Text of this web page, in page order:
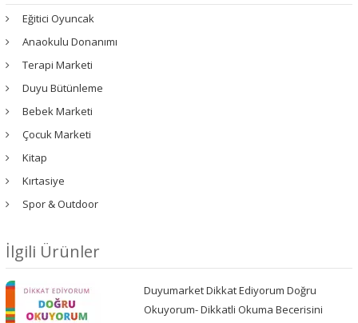
Eğitici Oyuncak
Anaokulu Donanımı
Terapi Marketi
Duyu Bütünleme
Bebek Marketi
Çocuk Marketi
Kitap
Kırtasiye
Spor & Outdoor
İlgili Ürünler
Duyumarket Dikkat Ediyorum Doğru
Okuyorum- Dikkatli Okuma Becerisini